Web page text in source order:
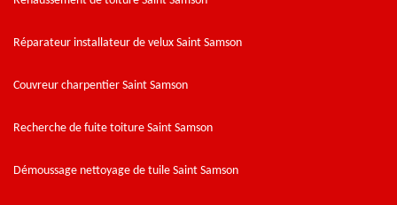
Réparateur installateur de velux Saint Samson
Couvreur charpentier Saint Samson
Recherche de fuite toiture Saint Samson
Démoussage nettoyage de tuile Saint Samson